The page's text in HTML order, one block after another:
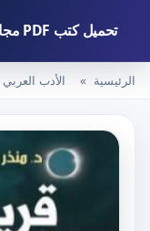
تحميل كتب PDF مجانا – كتب كو
الرئيسية الأدب العربي